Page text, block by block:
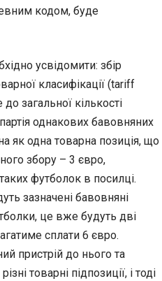
кодом, буде
усвідомити: збір
класифікації (tariff
загальної кількості
однакових бавовняних
як одна товарна позиція, що
збору – 3 євро,
футболок в посилці.
зазначені бавовняні
це вже будуть дві
сплати 6 євро.
пристрій до нього та
товарні підпозиції, і тоді